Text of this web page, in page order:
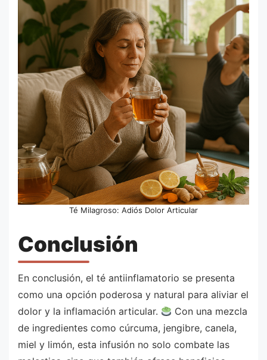
Té Milagroso: Adiós Dolor Articular
Conclusión
En conclusión, el té antiinflamatorio se presenta
como una opción poderosa y natural para aliviar el
dolor y la inflamación articular.
Con una mezcla
de ingredientes como cúrcuma, jengibre, canela,
miel y limón, esta infusión no solo combate las